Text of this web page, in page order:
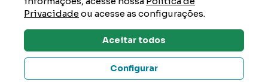
Dúvidas? Tire Aqui
Privacidadeou acesse as configurações.
Aceitar todos
Configurar